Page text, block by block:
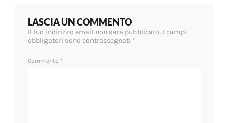
LASCIA UN COMMENTO
Il tuo indirizzo email non sarà pubblicato. I campi
obbligatori sono contrassegnati *
Commento *